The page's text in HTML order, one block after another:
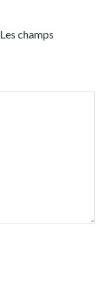
Les champs